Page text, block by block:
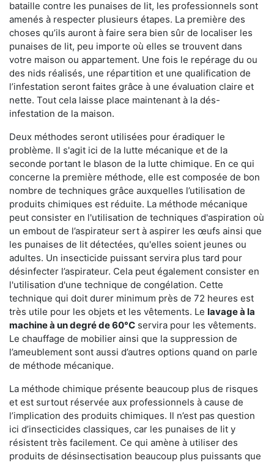
bataille contre les punaises de lit, les professionnels sont
amenés à respecter plusieurs étapes. La première des
choses qu’ils auront à faire sera bien sûr de localiser les
punaises de lit, peu importe où elles se trouvent dans
votre maison ou appartement. Une fois le repérage du ou
des nids réalisés, une répartition et une qualification de
l’infestation seront faites grâce à une évaluation claire et
nette. Tout cela laisse place maintenant à la dés-
infestation de la maison.
Deux méthodes seront utilisées pour éradiquer le
problème. Il s'agit ici de la lutte mécanique et de la
seconde portant le blason de la lutte chimique. En ce qui
concerne la première méthode, elle est composée de bon
nombre de techniques grâce auxquelles l’utilisation de
produits chimiques est réduite. La méthode mécanique
peut consister en l'utilisation de techniques d'aspiration où
un embout de l’aspirateur sert à aspirer les œufs ainsi que
les punaises de lit détectées, qu'elles soient jeunes ou
adultes. Un insecticide puissant servira plus tard pour
désinfecter l’aspirateur. Cela peut également consister en
l'utilisation d'une technique de congélation. Cette
technique qui doit durer minimum près de 72 heures est
très utile pour les objets et les vêtements. Le lavage à la
machine à un degré de 60°C servira pour les vêtements.
Le chauffage de mobilier ainsi que la suppression de
l’ameublement sont aussi d’autres options quand on parle
de méthode mécanique.
La méthode chimique présente beaucoup plus de risques
et est surtout réservée aux professionnels à cause de
l’implication des produits chimiques. Il n’est pas question
ici d’insecticides classiques, car les punaises de lit y
résistent très facilement. Ce qui amène à utiliser des
produits de désinsectisation beaucoup plus puissants que